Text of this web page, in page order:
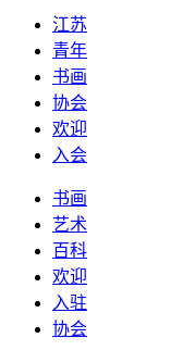
江苏
青年
书画
协会
欢迎
入会
书画
艺术
百科
欢迎
入驻
协会